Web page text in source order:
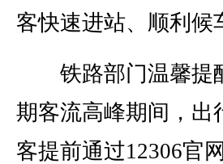
客快速进站、顺利候
铁路部门温馨提
期客流高峰期间，出
客提前通过12306官